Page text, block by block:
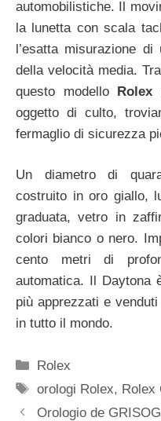
automobilistiche. Il
la lunetta con scala
l’esatta misurazione
della velocità media.
questo modello Rolex
oggetto di culto,
fermaglio di sicurezza
Un diametro di
costruito in oro giallo,
graduata, vetro in
colori bianco o nero.
cento metri di
automatica. Il Daytona
più apprezzati e
in tutto il mondo.
Categorie
Rolex
Tag
orologi Rolex, Rolex
Navigazione
Orologio de